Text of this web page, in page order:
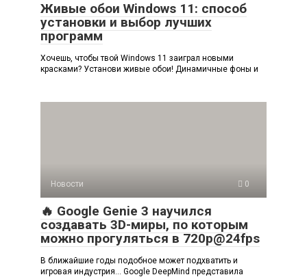
Живые обои Windows 11: способ
установки и выбор лучших
программ
Хочешь, чтобы твой Windows 11 заиграл новыми
красками? Установи живые обои! Динамичные фоны и
Новости 0
🔥 Google Genie 3 научился
создавать 3D-миры, по которым
можно прогуляться в 720p@24fps
В ближайшие годы подобное может подхватить и
игровая индустрия… Google DeepMind представила